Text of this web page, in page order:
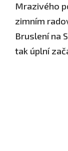
Mrazivého
zimním
Bruslení na
tak úplní